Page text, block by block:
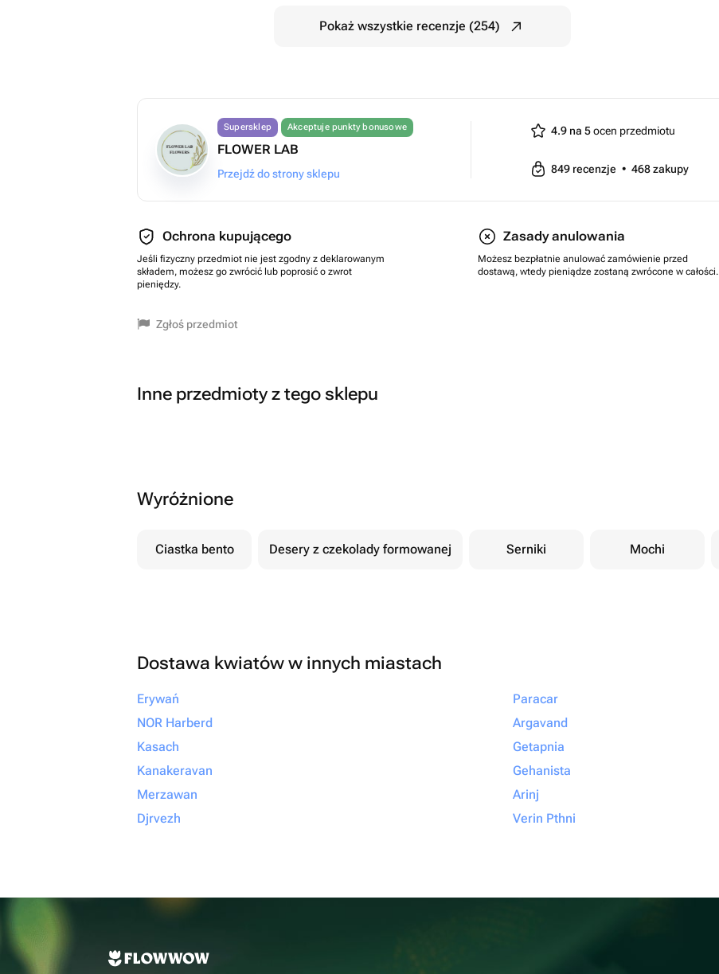
Pokaż wszystkie recenzje (254)
Supersklep Akceptuje punkty bonusowe
FLOWER LAB
Przejdź do strony sklepu
4.9 na 5ocen przedmiotu
849 recenzje • 468zakupy
Ochrona kupującego
Jeśli fizyczny przedmiot nie jest zgodny z deklarowanym
składem, możesz go zwrócić lub poprosić o zwrot
pieniędzy.
Zasady anulowania
Możesz bezpłatnie anulować zamówienie przed
dostawą, wtedy pieniądze zostaną zwrócone w całości.
Zgłoś przedmiot
Inne przedmioty z tego sklepu
Wyróżnione
Ciastka bento Desery z czekolady formowanej Serniki Mochi
Dostawa kwiatów w innych miastach
Erywań
NOR Harberd
Kasach
Kanakeravan
Merzawan
Djrvezh
Paracar
Argavand
Getapnia
Gehanista
Arinj
Verin Pthni